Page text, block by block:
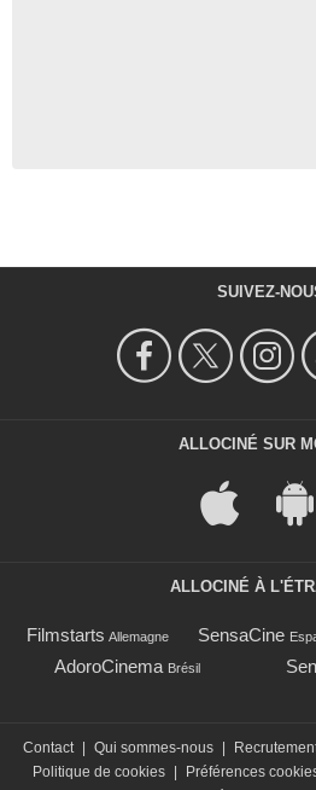
SUIVEZ-
ALLOCINÉ SUR
ALLOCINÉ À
Filmstarts Allemagne SensaCine
AdoroCinema Brésil
Contact Qui sommes-nous
Politique de cookies
Préférences